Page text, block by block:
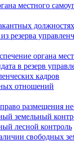
местного
резерва
органа
в резерв
кадров
отношений
размещения
земельный
лесной контроль
свободных